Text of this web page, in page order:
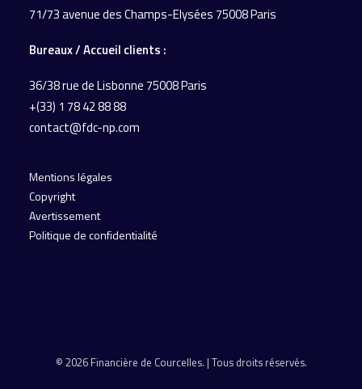
71/73 avenue des Champs-Elysées 75008 Paris
Bureaux / Accueil clients :
36/38 rue de Lisbonne75008 Paris
+(33) 1 78 42 88 88
contact@fdc-np.com
Mentions légales
Copyright
Avertissement
Politique de confidentialité
© 2026 Financière de Courcelles. | Tous droits réservés.